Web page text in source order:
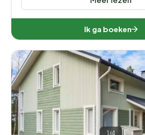
Ik ga boeken
1/4